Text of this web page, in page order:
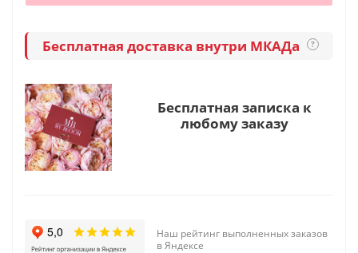
Бесплатная доставка внутри МКАДа ?
Бесплатная записка к
любому заказу
Наш рейтинг выполненных заказов
в Яндексе